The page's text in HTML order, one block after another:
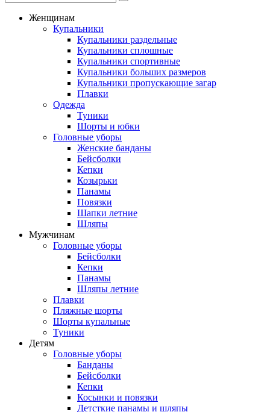
Женщинам
Купальники
Купальники раздельные
Купальники сплошные
Купальники спортивные
Купальники больших размеров
Купальники пропускающие загар
Плавки
Одежда
Туники
Шорты и юбки
Головные уборы
Женские банданы
Бейсболки
Кепки
Козырьки
Панамы
Повязки
Шапки летние
Шляпы
Мужчинам
Головные уборы
Бейсболки
Кепки
Панамы
Шляпы летние
Плавки
Пляжные шорты
Шорты купальные
Туники
Детям
Головные уборы
Банданы
Бейсболки
Кепки
Косынки и повязки
Детсткие панамы и шляпы